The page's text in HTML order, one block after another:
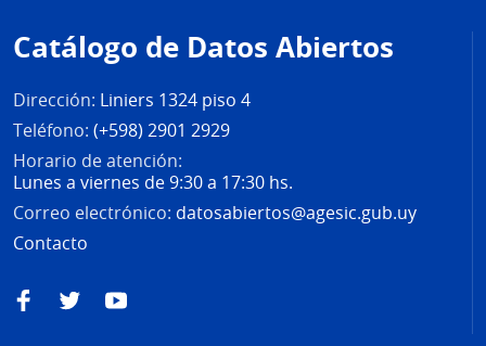
de
página
Catálogo de Datos Abiertos
Dirección: Liniers 1324 piso 4
Teléfono: (+598) 2901 2929
Horario de atención:
Lunes a viernes de 9:30 a 17:30 hs.
Correo electrónico: datosabiertos@agesic.gub.uy
Contacto
FacebookTwitterYouTube